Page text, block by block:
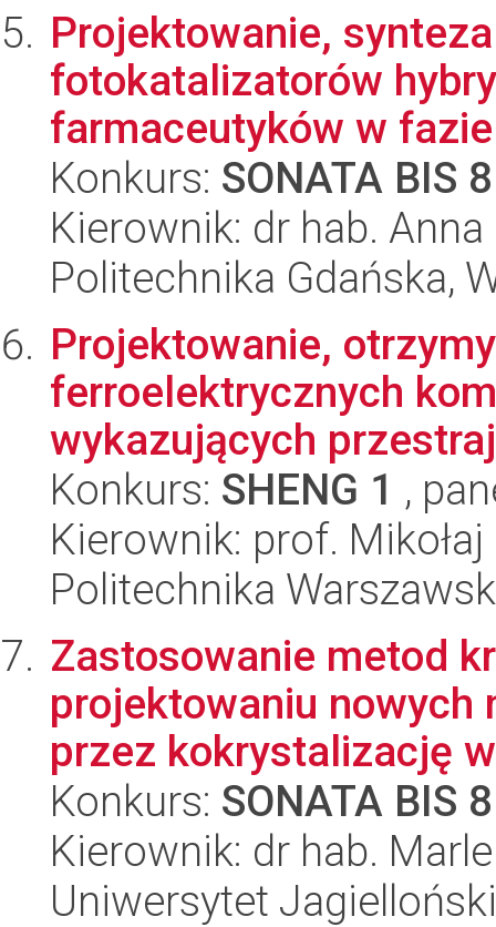
Projektowanie,
fotokatalizatorów
farmaceutyków w
Konkurs: SONATA BIS 8
Kierownik: dr hab.
Politechnika Gdańska,
Projektowanie,
ferroelektrycznych
wykazujących
Konkurs: SHENG 1 ,
Kierownik: prof.
Politechnika
Zastosowanie metod
projektowaniu nowych
przez kokrystalizację
Konkurs: SONATA BIS 8
Kierownik: dr hab.
Uniwersytet